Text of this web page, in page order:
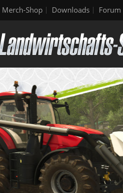
Merch-Shop Downloads Forum